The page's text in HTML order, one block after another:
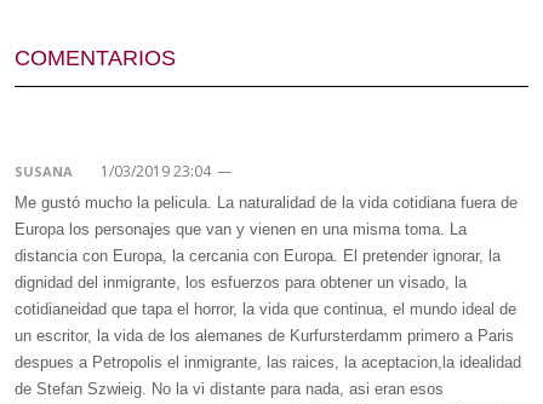
COMENTARIOS
SUSANA 1/03/2019 23:04 —
Me gustó mucho la pelicula. La naturalidad de la vida cotidiana fuera de
Europa los personajes que van y vienen en una misma toma. La
distancia con Europa, la cercania con Europa. El pretender ignorar, la
dignidad del inmigrante, los esfuerzos para obtener un visado, la
cotidianeidad que tapa el horror, la vida que continua, el mundo ideal de
un escritor, la vida de los alemanes de Kurfursterdamm primero a Paris
despues a Petropolis el inmigrante, las raices, la aceptacion,la idealidad
de Stefan Szwieig. No la vi distante para nada, asi eran esos